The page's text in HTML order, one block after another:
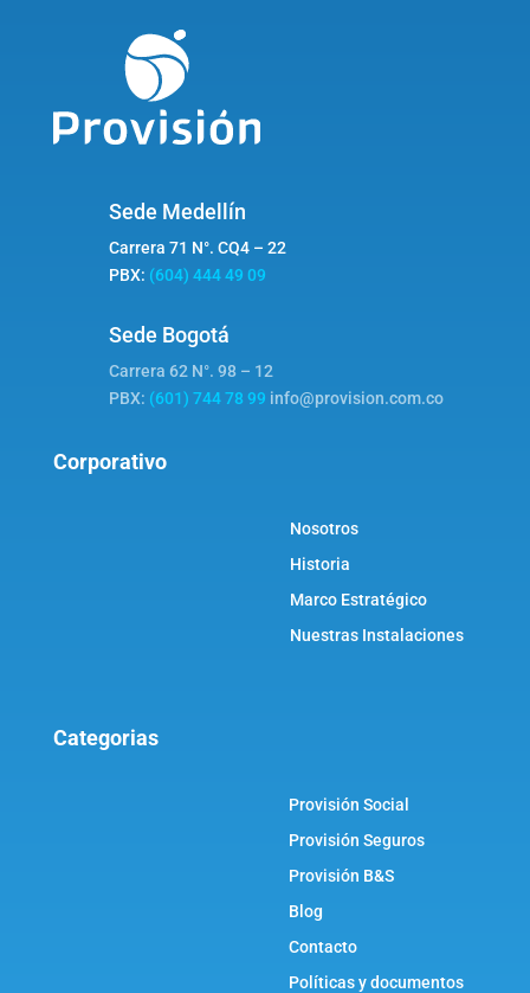
Sede Medellín
Carrera 71 N°. CQ4 – 22
PBX: (604) 444 49 09
Sede Bogotá
Carrera 62 N°. 98 – 12
PBX: (601) 744 78 99 info@provision.com.co
Corporativo
Nosotros
Historia
Marco Estratégico
Nuestras Instalaciones
Categorias
Provisión Social
Provisión Seguros
Provisión B&S
Blog
Contacto
Políticas y documentos